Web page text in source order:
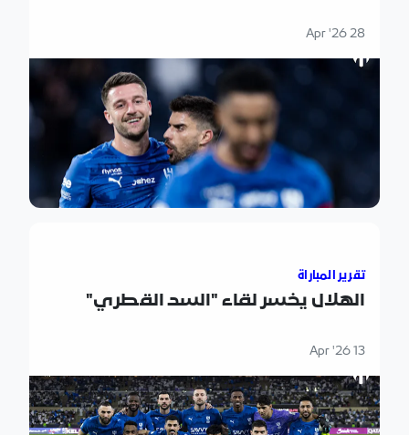
28 Apr '26
تقرير المباراة
الهلال يخسر لقاء "السد القطري"
13 Apr '26